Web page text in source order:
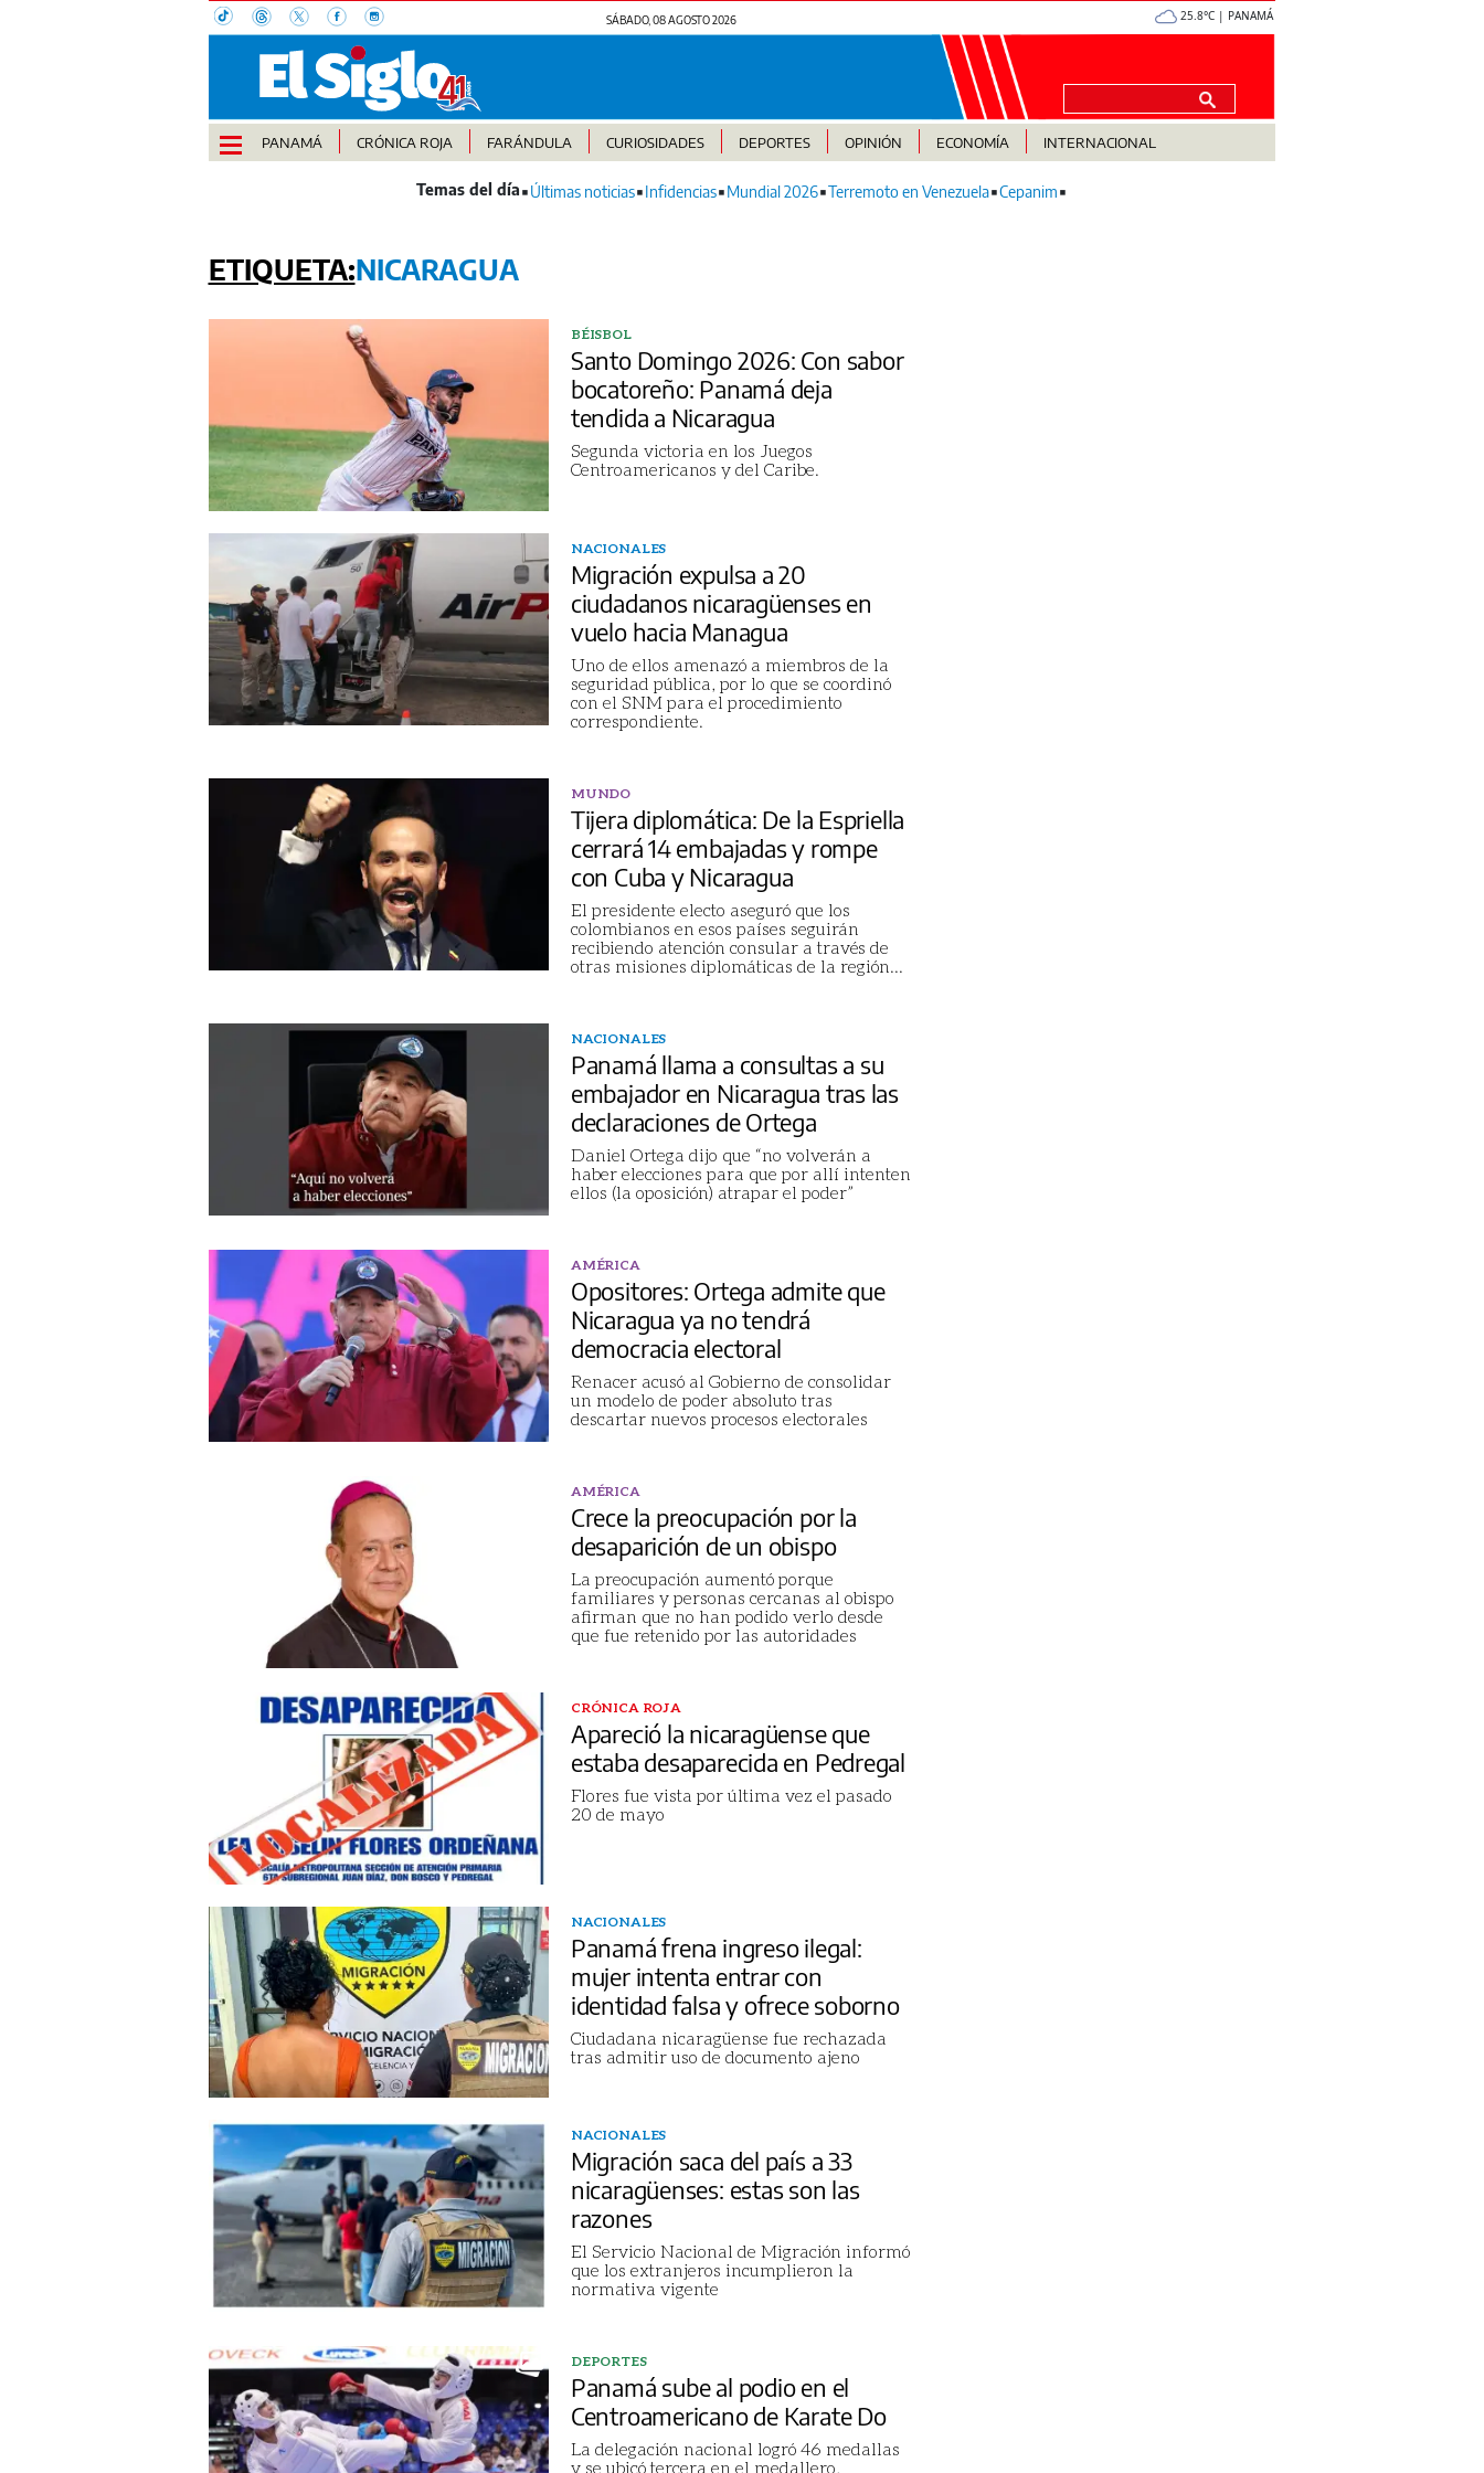
SÁBADO, 08 AGOSTO 2026 25.8°C | PANAMÁ
PANAMÁ CRÓNICA ROJA FARÁNDULA CURIOSIDADES DEPORTES OPINIÓN ECONOMÍA INTERNACIONAL
Últimas noticias Infidencias Mundial 2026 Terremoto en Venezuela Cepanim
NICARAGUA
BÉISBOL
Santo Domingo 2026: Con sabor
bocatoreño: Panamá deja
tendida a Nicaragua
Segunda victoria en los Juegos
Centroamericanos y del Caribe.
NACIONALES
Migración expulsa a 20
ciudadanos nicaragüenses en
vuelo hacia Managua
Uno de ellos amenazó a miembros de la
seguridad pública, por lo que se coordinó
con el SNM para el procedimiento
correspondiente.
MUNDO
Tijera diplomática: De la Espriella
cerrará 14 embajadas y rompe
con Cuba y Nicaragua
El presidente electo aseguró que los
colombianos en esos países seguirán
recibiendo atención consular a través de
otras misiones diplomáticas de la región...
NACIONALES
Panamá llama a consultas a su
embajador en Nicaragua tras las
declaraciones de Ortega
Daniel Ortega dijo que “no volverán a
haber elecciones para que por allí intenten
ellos (la oposición) atrapar el poder”
AMÉRICA
Opositores: Ortega admite que
Nicaragua ya no tendrá
democracia electoral
Renacer acusó al Gobierno de consolidar
un modelo de poder absoluto tras
descartar nuevos procesos electorales
AMÉRICA
Crece la preocupación por la
desaparición de un obispo
La preocupación aumentó porque
familiares y personas cercanas al obispo
afirman que no han podido verlo desde
que fue retenido por las autoridades
CRÓNICA ROJA
Apareció la nicaragüense que
estaba desaparecida en Pedregal
Flores fue vista por última vez el pasado
20 de mayo
NACIONALES
Panamá frena ingreso ilegal:
mujer intenta entrar con
identidad falsa y ofrece soborno
Ciudadana nicaragüense fue rechazada
tras admitir uso de documento ajeno
NACIONALES
Migración saca del país a 33
nicaragüenses: estas son las
razones
El Servicio Nacional de Migración informó
que los extranjeros incumplieron la
normativa vigente
DEPORTES
Panamá sube al podio en el
Centroamericano de Karate Do
La delegación nacional logró 46 medallas
y se ubicó tercera en el medallero,